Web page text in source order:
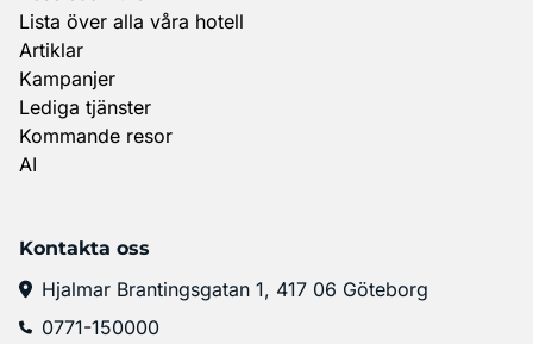
Lista över alla våra hotell
Artiklar
Kampanjer
Lediga tjänster
Kommande resor
AI
Kontakta oss
Hjalmar Brantingsgatan 1, 417 06 Göteborg
0771-150000